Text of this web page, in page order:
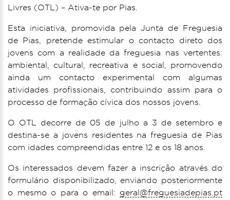
Livres (OTL) – Ativa-te por Pias.
Esta iniciativa, promovida pela Junta de Freguesia
de Pias, pretende estimular o contacto direto dos
jovens com a realidade da freguesia nas vertentes:
ambiental, cultural, recreativa e social, promovendo
ainda um contacto experimental com algumas
atividades profissionais, contribuindo assim para o
processo de formação cívica dos nossos jovens.
O OTL decorre de 05 de julho a 3 de setembro e
destina-se a jovens residentes na freguesia de Pias
com idades compreendidas entre 12 e os 18 anos.
Os interessados devem fazer a inscrição através do
formulário disponibilizado, enviando posteriormente
o mesmo o para o email: geral@freguesiadepias.pt